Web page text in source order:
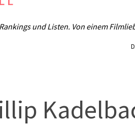
und Listen. Von einem